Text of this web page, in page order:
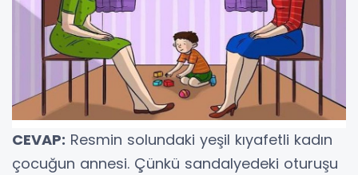
CEVAP: Resmin solundaki yeşil kıyafetli kadın
çocuğun annesi. Çünkü sandalyedeki oturuşu